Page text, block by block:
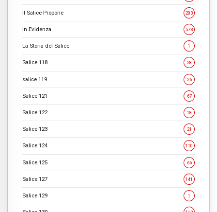
Il Salice Propone 203
In Evidenza 573
La Storia del Salice 1
Salice 118 28
salice 119 26
Salice 121 67
Salice 122 18
Salice 123 21
Salice 124 110
Salice 125 66
Salice 127 141
Salice 129 1